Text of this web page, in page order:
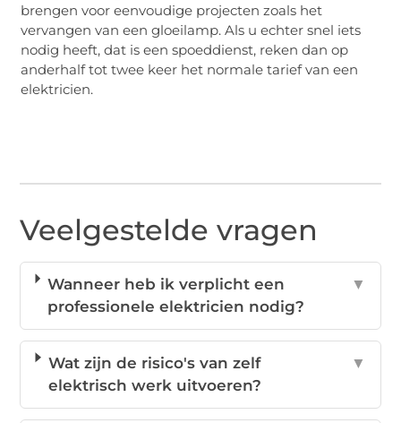
brengen voor eenvoudige projecten zoals het
vervangen van een gloeilamp. Als u echter snel iets
nodig heeft, dat is een spoeddienst, reken dan op
anderhalf tot twee keer het normale tarief van een
elektricien.
Veelgestelde vragen
Wanneer heb ik verplicht een
professionele elektricien nodig?
▼
Wat zijn de risico's van zelf
elektrisch werk uitvoeren?
▼